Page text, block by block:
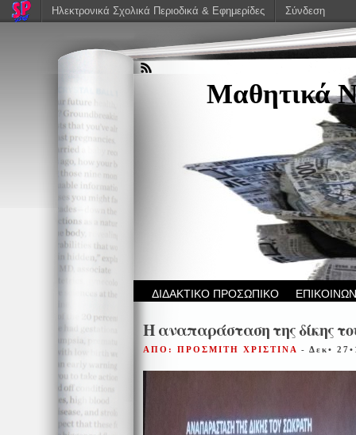
Μαθητικά
ΔΙΔΑΚΤΙΚΟ ΠΡΟΣΩΠΙΚΟ
Η αναπαράσταση της δίκης
ΑΠΟ: ΠΡΟΣΜΙΤΗ ΧΡΙΣΤΙΝΑ - Δεκ•
Ηλεκτρονικά Σχολικά Περιοδικά & Εφημερίδες Σύνδεση